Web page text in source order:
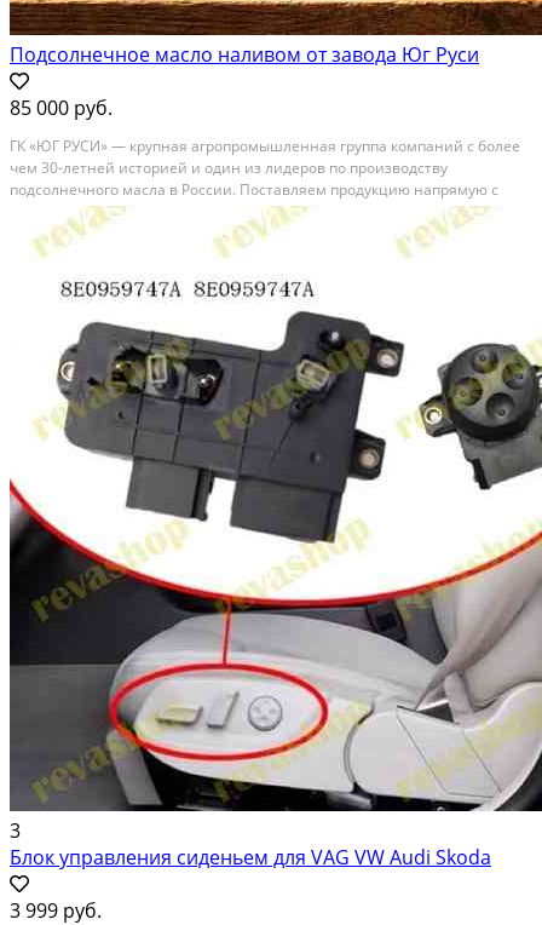
Подсолнечное масло наливом от завода Юг Руси
85 000 руб.
ГК «ЮГ РУСИ» — крупная агропромышленная группа компаний с более
чем 30-летней историей и один из лидеров по производству
подсолнечного масла в России. Поставляем продукцию напрямую с
завода без посредников, гарантируя стабильные объёмы, прозрачные
условия и контроль качества на каждом этапе....
3
Блок управления сиденьем для VAG VW Audi Skoda
3 999 руб.